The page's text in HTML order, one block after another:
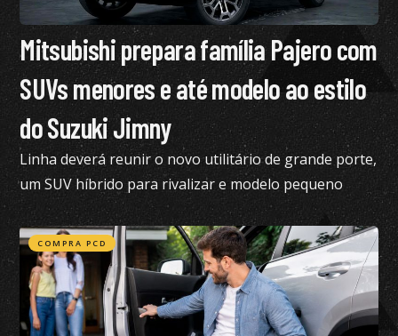
Mitsubishi prepara família Pajero com
SUVs menores e até modelo ao estilo
do Suzuki Jimny
Linha deverá reunir o novo utilitário de grande porte,
um SUV híbrido para rivalizar e modelo pequeno
semelhante ao Suzuki Jimny
COMPRA PCD